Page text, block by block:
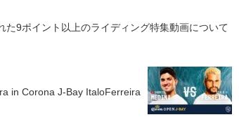
9ポイント以上のライディング特集動画について
in Corona J-Bay ItaloFerreira